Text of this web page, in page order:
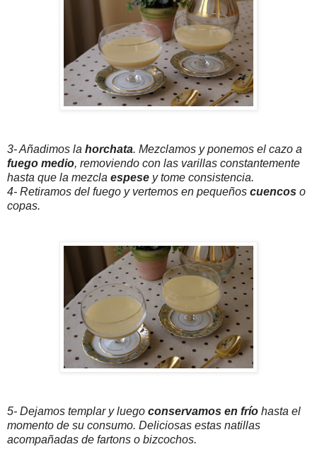
3- Añadimos la horchata. Mezclamos y ponemos el cazo a
fuego medio, removiendo con las varillas constantemente
hasta que la mezcla espese y tome consistencia.
4- Retiramos del fuego y vertemos en pequeños cuencos o
copas.
5- Dejamos templar y luego conservamos en frío hasta el
momento de su consumo. Deliciosas estas natillas
acompañadas de fartons o bizcochos.